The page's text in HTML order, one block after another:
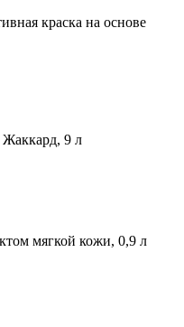
краска на основе
Жаккард, 9 л
мягкой кожи, 0,9 л